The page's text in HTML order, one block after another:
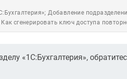
Добавление
сгенерировать ключ доступа
«1С:Бухгалтерия»,